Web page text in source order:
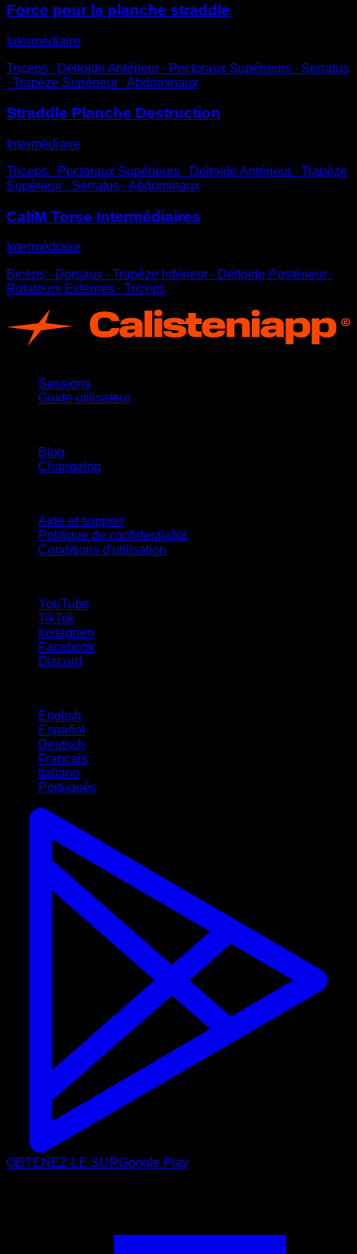
Force pour la planche straddle
Intermédiaire
Triceps ∙ Deltoïde Antérieur ∙ Pectoraux Supérieurs ∙ Serratus
∙ Trapèze Supérieur ∙ Abdominaux
Straddle Planche Destruction
Intermédiaire
Triceps ∙ Pectoraux Supérieurs ∙ Deltoïde Antérieur ∙ Trapèze
Supérieur ∙ Serratus ∙ Abdominaux
CaliM Torse Intermédiaires
Intermédiaire
Biceps ∙ Dorsaux ∙ Trapèze Inférieur ∙ Deltoïde Postérieur ∙
Rotateurs Externes ∙ Triceps
Sessions
Guide utilisateur
Blog
Changelog
Aide et support
Politique de confidentialité
Conditions d'utilisation
YouTube
TikTok
Instagram
Facebook
Discord
English
Español
Deutsch
Français
Italiano
Português
OBTENEZ-LE SURGoogle Play